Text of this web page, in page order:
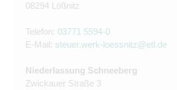
08294 Lößnitz
Telefon: 03771 5594-0
E-Mail: steuer.werk-loessnitz@etl.de
Niederlassung Schneeberg
Zwickauer Straße 3